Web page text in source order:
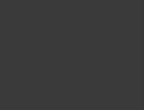
الذي وقع يوم